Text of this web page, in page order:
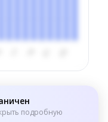
подробную